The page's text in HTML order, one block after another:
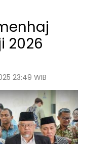
2026
23:49 WIB